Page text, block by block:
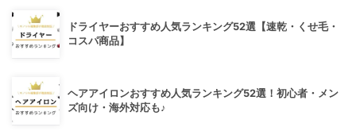
ドライヤーおすすめ人気ランキング52選【速乾・くせ毛・
コスパ商品】
ヘアアイロンおすすめ人気ランキング52選！初心者・メン
ズ向け・海外対応も♪